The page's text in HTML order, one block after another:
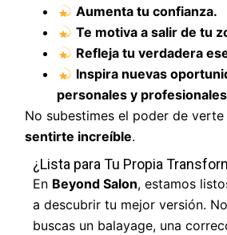
Aumenta tu confianza.
Te motiva a salir de tu
Refleja tu verdadera
Inspira nuevas
personales y
No subestimes el poder de verte
sentirte increíble.
¿Lista para Tu Propia
En Beyond Salon, estamos
a descubrir tu mejor versión.
buscas un balayage, una